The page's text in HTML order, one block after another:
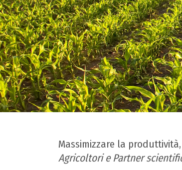
Massimizzare la
Agricoltori e Partner